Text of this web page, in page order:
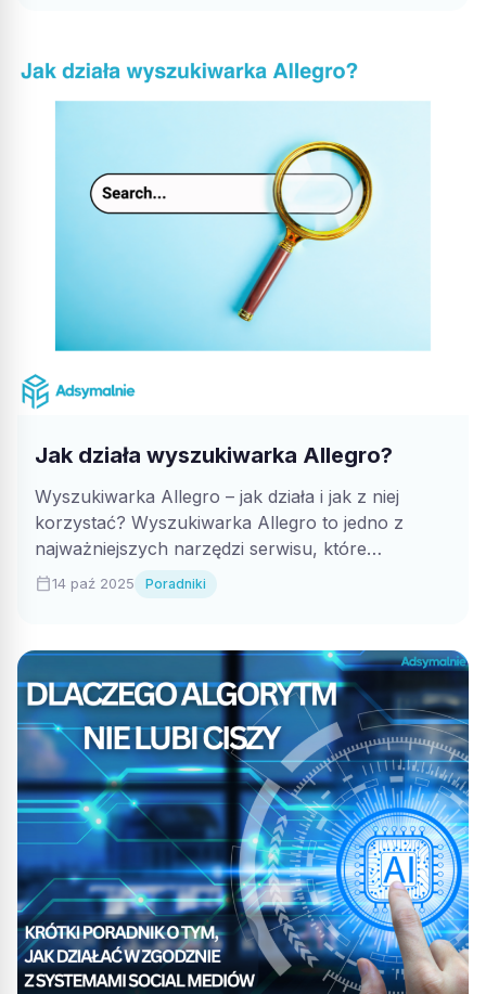
Jak działa wyszukiwarka Allegro?
Wyszukiwarka Allegro – jak działa i jak z niej
korzystać? Wyszukiwarka Allegro to jedno z
najważniejszych narzędzi serwisu, które
pozwala...
calendar_today14 paź 2025 Poradniki